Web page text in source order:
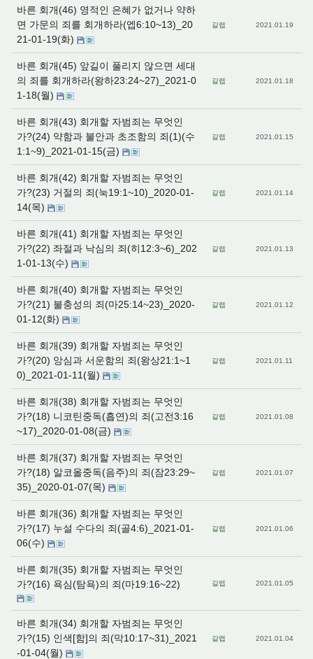
바른 회개(46) 영적인 은혜가 없거나 약하
면 가문의 죄를 회개하라(엡6:10~13)_20
21-01-19(화)
갈렙 2021.01.19
바른 회개(45) 앞길이 풀리지 않으면 세대
의 죄를 회개하라(왕하23:24~27)_2021-0
1-18(월)
갈렙 2021.01.18
바른 회개(43) 회개할 자범죄는 무엇인
가?(24) 약함과 불안과 초조함의 죄(1)(수
1:1~9)_2021-01-15(금)
갈렙 2021.01.15
바른 회개(42) 회개할 자범죄는 무엇인
가?(23) 거절의 죄(눅19:1~10)_2020-01-
14(목)
갈렙 2021.01.14
바른 회개(41) 회개할 자범죄는 무엇인
가?(22) 좌절과 낙심의 죄(히12:3~6)_202
1-01-13(수)
갈렙 2021.01.13
바른 회개(40) 회개할 자범죄는 무엇인
가?(21) 불충성의 죄(마25:14~23)_2020-
01-12(화)
갈렙 2021.01.12
바른 회개(39) 회개할 자범죄는 무엇인
가?(20) 앙심과 서운함의 죄(왕상21:1~1
0)_2021-01-11(월)
갈렙 2021.01.11
바른 회개(38) 회개할 자범죄는 무엇인
가?(18) 니코틴중독(흡연)의 죄(고전3:16
~17)_2020-01-08(금)
갈렙 2021.01.08
바른 회개(37) 회개할 자범죄는 무엇인
가?(18) 알코올중독(음주)의 죄(잠23:29~
35)_2020-01-07(목)
갈렙 2021.01.07
바른 회개(36) 회개할 자범죄는 무엇인
가?(17) 누설 수다의 죄(골4:6)_2021-01-
06(수)
갈렙 2021.01.06
바른 회개(35) 회개할 자범죄는 무엇인
가?(16) 욕심(탐욕)의 죄(마19:16~22)
갈렙 2021.01.05
바른 회개(34) 회개할 자범죄는 무엇인
가?(15) 인색[함]의 죄(막10:17~31)_2021
-01-04(월)
갈렙 2021.01.04